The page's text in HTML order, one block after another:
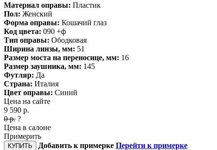
Материал оправы: Пластик
Пол: Женский
Форма оправы: Кошачий глаз
Код цвета: 090 +ф
Тип оправы: Ободковая
Ширина линзы, мм: 51
Размер моста на переносице, мм: 16
Размер заушника, мм: 145
Футляр: Да
Страна: Италия
Цвет оправы: Синий
Цена на сайте
9 590 р.
0р. ?
Цена в салоне
Примерить
КУПИТЬ Добавить к примерке Перейти к примерке